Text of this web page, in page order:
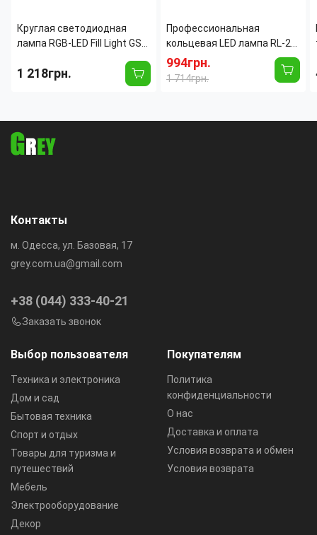
Круглая светодиодная
лампа RGB-LED Fill Light GS-
портативная лампа для
1 218грн.
Профессиональная
кольцевая LED лампа RL-21
54 см с пультом и
держателями 70 W
994грн.
1 714грн.
Выбор пользователя
Техника и электроника
Дом и сад
Бытовая техника
Спорт и отдых
Товары для туризма и
путешествий
Мебель
Электрооборудование
Декор
Покупателям
Политика
конфиденциальности
О нас
Доставка и оплата
Условия возврата и обмен
Условия возврата
Контакты
м. Одесса, ул. Базовая, 17
grey.com.ua@gmail.com
+38 (044) 333-40-21
Заказать звонок